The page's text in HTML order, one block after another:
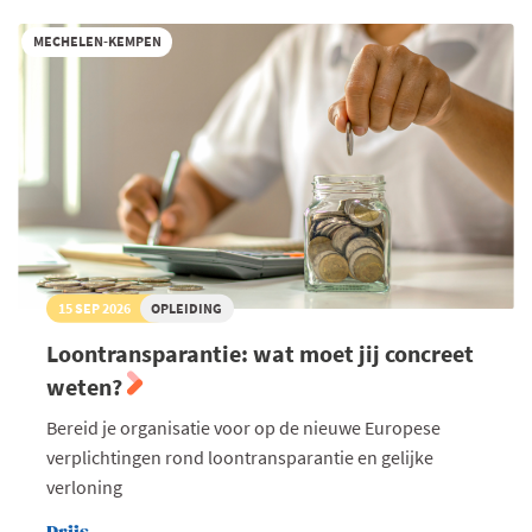
MECHELEN-KEMPEN
15 SEP 2026 OPLEIDING
Loontransparantie: wat moet jij concreet
weten?
Bereid je organisatie voor op de nieuwe Europese
verplichtingen rond loontransparantie en gelijke
verloning